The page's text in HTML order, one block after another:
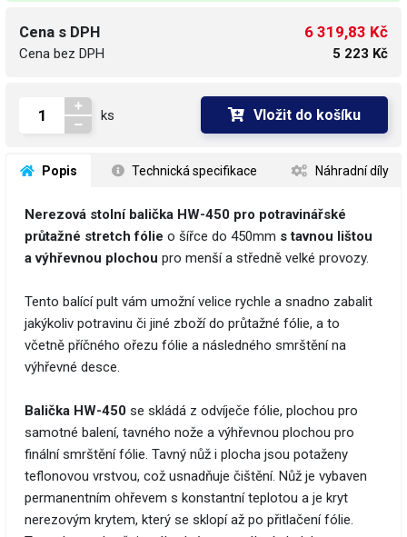
Cena s DPH
Cena bez DPH
6 319,83 Kč
5 223 Kč
ks Vložit do košíku
Popis Technická specifikace Náhradní díly
Nerezová stolní balička HW-450 pro potravinářské
průtažné stretch fólie o šířce do 450mm s tavnou lištou
a výhřevnou plochou pro menší a středně velké provozy.
Tento balící pult vám umožní velice rychle a snadno zabalit
jakýkoliv potravinu či jiné zboží do průtažné fólie, a to
včetně příčného ořezu fólie a následného smrštění na
výhřevné desce.
Balička HW-450 se skládá z odvíječe fólie, plochou pro
samotné balení, tavného nože a výhřevnou plochou pro
finální smrštění fólie. Tavný nůž i plocha jsou potaženy
teflonovou vrstvou, což usnadňuje čištění. Nůž je vybaven
permanentním ohřevem s konstantní teplotou a je kryt
nerezovým krytem, který se sklopí až po přitlačení fólie.